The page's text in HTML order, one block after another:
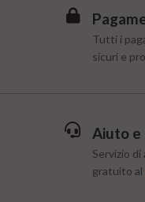
Tutti i
sicuri e
Aiuto
Servizio
gratuito al